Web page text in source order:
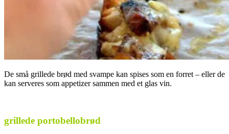
De små grillede brød med svampe kan spises som en forret – eller de
kan serveres som appetizer sammen med et glas vin.
grillede portobellobrød